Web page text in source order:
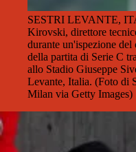
SESTRI LEVANTE,
Kirovski, direttore
durante un'ispezione
della partita di Serie C
allo Stadio Giuseppe
Levante, Italia. (Foto di
Milan via Getty Images)